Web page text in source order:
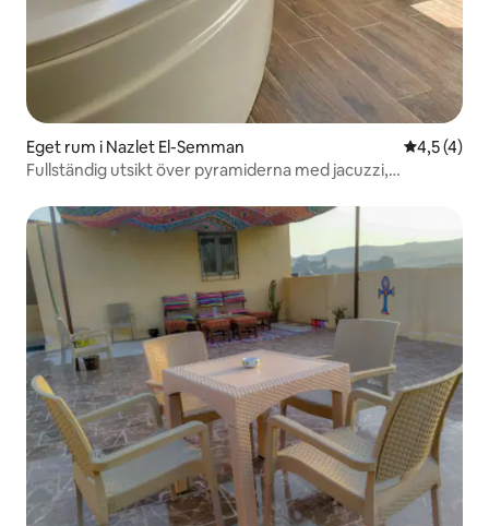
Eget rum i Nazlet El-Semman 4,5 av 5 i
4,5 (4)
Fullständig utsikt över pyramiderna med jacuzzi,